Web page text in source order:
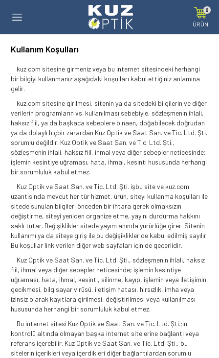
0
ÜRÜN
Kullanım Koşulları
kuz.com sitesine girmeniz veya bu internet sitesindeki herhangi
bir bilgiyi kullanmanız aşağıdaki koşulları kabul ettiğiniz anlamına
gelir.
kuz.com sitesine girilmesi, sitenin ya da sitedeki bilgilerin ve diğer
verilerin programların vs. kullanılması sebebiyle, sözleşmenin ihlali,
haksız fiil, ya da başkaca sebeplere binaen, doğabilecek doğrudan
ya da dolaylı hiçbir zarardan Kuz Optik ve Saat San. ve Tic. Ltd. Şti.
sorumlu değildir. Kuz Optik ve Saat San. ve Tic. Ltd. Şti.,
sözleşmenin ihlali, haksız fiil, ihmal veya diğer sebepler neticesinde;
işlemin kesintiye uğraması, hata, ihmal, kesinti hususunda herhangi
bir sorumluluk kabul etmez.
Kuz Optik ve Saat San. ve Tic. Ltd. Şti. işbu site ve kuz.com
uzantısında mevcut her tür hizmet, ürün, siteyi kullanma koşulları ile
sitede sunulan bilgileri önceden bir ihtara gerek olmaksızın
değiştirme, siteyi yeniden organize etme, yayını durdurma hakkını
saklı tutar. Değişiklikler sitede yayım anında yürürlüğe girer. Sitenin
kullanımı ya da siteye giriş ile bu değişiklikler de kabul edilmiş sayılır.
Bu koşullar link verilen diğer web sayfaları için de geçerlidir.
Kuz Optik ve Saat San. ve Tic. Ltd. Şti., sözleşmenin ihlali, haksız
fiil, ihmal veya diğer sebepler neticesinde; işlemin kesintiye
uğraması, hata, ihmal, kesinti, silinme, kayıp, işlemin veya iletişimin
gecikmesi, bilgisayar virüsü, iletişim hatası, hırsızlık, imha veya
izinsiz olarak kayıtlara girilmesi, değiştirilmesi veya kullanılması
hususunda herhangi bir sorumluluk kabul etmez.
Bu internet sitesi Kuz Optik ve Saat San. ve Tic. Ltd. Şti.;in
kontrolü altında olmayan başka internet sitelerine bağlantı veya
referans içerebilir. Kuz Optik ve Saat San. ve Tic. Ltd. Şti., bu
sitelerin içerikleri veya içerdikleri diğer bağlantılardan sorumlu